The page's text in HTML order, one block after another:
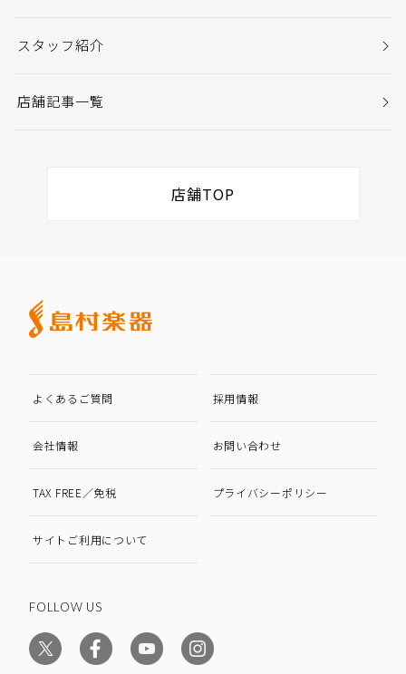
スタッフ紹介
店舗記事一覧
店舗TOP
よくあるご質問 採用情報
会社情報 お問い合わせ
TAX FREE／免税 プライバシーポリシー
サイトご利用について
FOLLOW US